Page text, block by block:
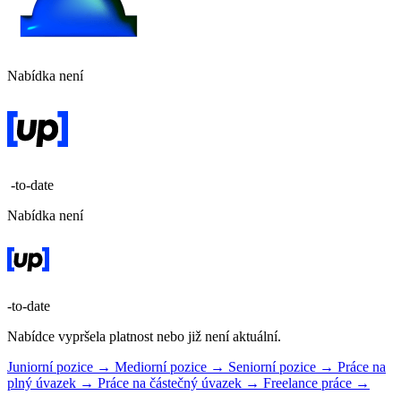
Nabídka není
-to-date
Nabídka není
-to-date
Nabídce vypršela platnost nebo již není aktuální.
Juniorní pozice → Mediorní pozice → Seniorní pozice → Práce na
plný úvazek → Práce na částečný úvazek → Freelance práce →